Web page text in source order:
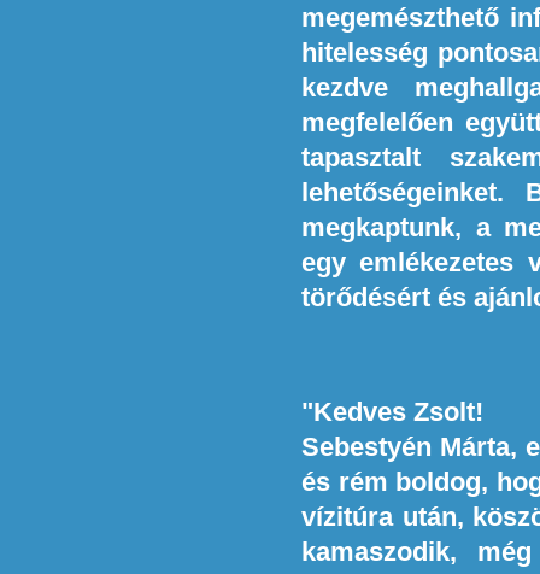
megemészthető
hitelesség
kezdve
megfelelően
tapasztalt
lehetőségeinket.
megkaptunk, a
egy emlékezetes
törődésért és
"Kedves Zsolt!
Sebestyén Márta,
és rém boldog,
vízitúra után,
kamaszodik,